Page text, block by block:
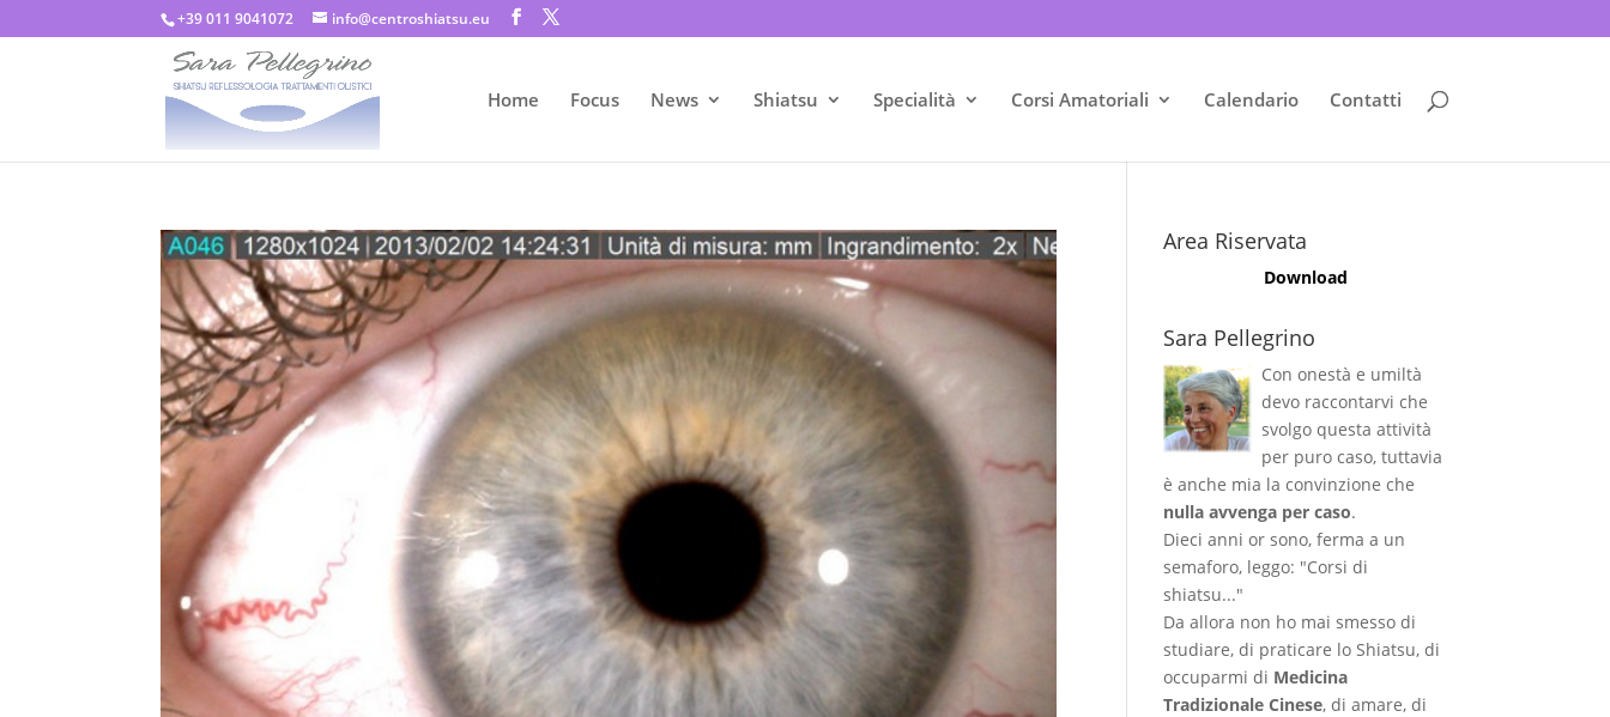
+39 011 9041072 info@centroshiatsu.eu
Home Focus News Shiatsu Specialità Corsi Amatoriali Calendario Contatti
Area Riservata
Download
Sara Pellegrino
Con onestà e umiltà
devo raccontarvi che
svolgo questa attività
per puro caso, tuttavia
è anche mia la convinzione che
nulla avvenga per caso.
Dieci anni or sono, ferma a un
semaforo, leggo: "Corsi di
shiatsu..."
Da allora non ho mai smesso di
studiare, di praticare lo Shiatsu, di
occuparmi di Medicina
Tradizionale Cinese, di amare, di